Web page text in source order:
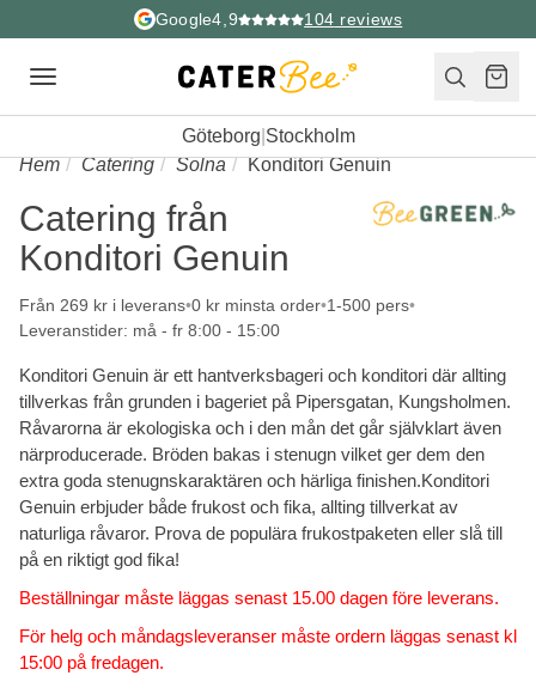
Google4,9 104 reviews
Toggle
Göteborg Stockholm
Hem
Catering Solna Konditori Genuin
Catering från
Konditori Genuin
Från 269 kr i leverans 0 kr minsta order 1-500 pers
Leveranstider: må - fr 8:00 - 15:00
Konditori Genuin är ett hantverksbageri och konditori där allting
tillverkas från grunden i bageriet på Pipersgatan, Kungsholmen.
Råvarorna är ekologiska och i den mån det går självklart även
närproducerade. Bröden bakas i stenugn vilket ger dem den
extra goda stenugnskaraktären och härliga finishen.Konditori
Genuin erbjuder både frukost och fika, allting tillverkat av
naturliga råvaror. Prova de populära frukostpaketen eller slå till
på en riktigt god fika!
Beställningar måste läggas senast 15.00 dagen före leverans.
För helg och måndagsleveranser måste ordern läggas senast kl
15:00 på fredagen.